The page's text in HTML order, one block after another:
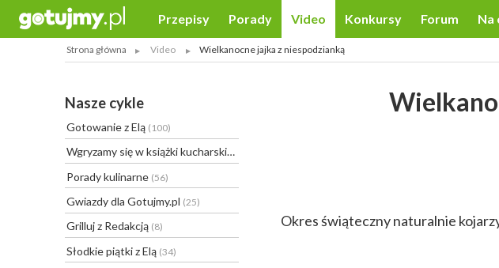
Przepisy Porady Video Konkursy Forum Na
Strona główna Video Wielkanocne jajka z niespodzianką
Nasze cykle
Gotowanie z Elą (100)
Wgryzamy się w książki kucharskie
Porady kulinarne (56)
Gwiazdy dla Gotujmy.pl (25)
Grilluj z Redakcją (8)
Słodkie piątki z Elą (34)
Okres świąteczny naturalnie